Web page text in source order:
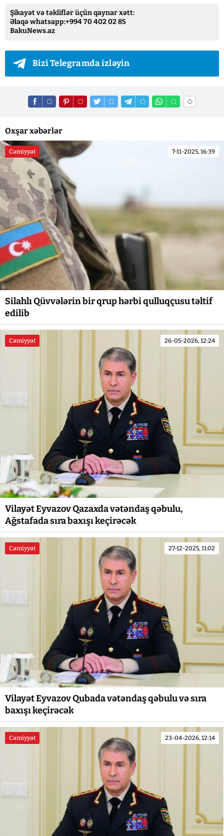
Şikayət və təkliflər üçün qaynar xətt:
Əlaqə whatsapp:+994 70 402 02 85
BakuNews.az
Bizi Telegramda izləyin
Oxşar xəbərlər
Cəmiyyət 7-11-2025, 16:39
Silahlı Qüvvələrin bir qrup hərbi qulluqçusu təltif
edilib
Cəmiyyət 26-05-2026, 12:24
Vilayət Eyvazov Qazaxda vətəndaş qəbulu,
Ağstafada sıra baxışı keçirəcək
Cəmiyyət 27-12-2025, 11:02
Vilayət Eyvazov Qubada vətəndaş qəbulu və sıra
baxışı keçirəcək
Cəmiyyət 23-04-2026, 12:14